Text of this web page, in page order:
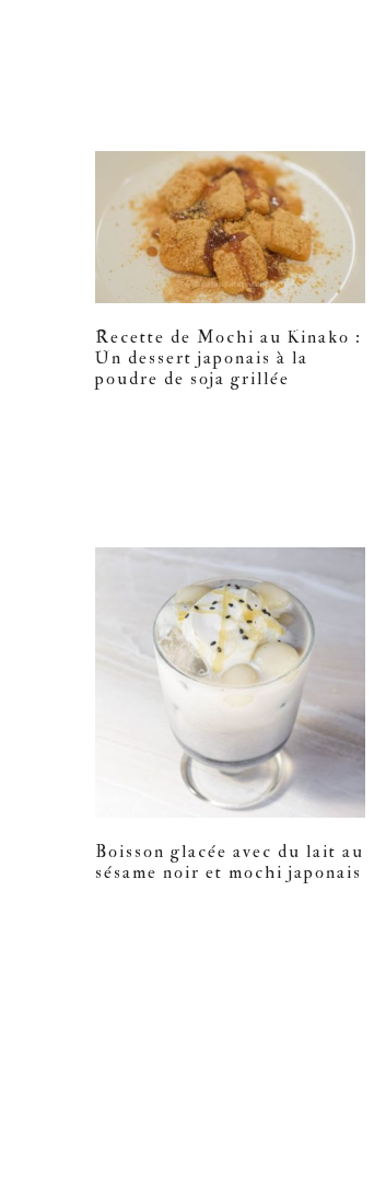
Recette de Mochi au Kinako :
Un dessert japonais à la
poudre de soja grillée
Boisson glacée avec du lait au
sésame noir et mochi japonais